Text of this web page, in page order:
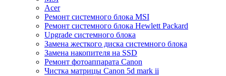
Acer
Ремонт системного блока MSI
Ремонт системного блока Hewlett Packard
Upgrade системного блока
Замена жесткого диска системного блока
Замена накопителя на SSD
Ремонт фотоаппарата Canon
Чистка матрицы Canon 5d mark ii